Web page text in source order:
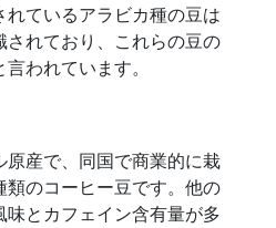
ているアラビカ種の豆は
されており、これらの豆の
われています。
原産で、同国で商業的に栽
類のコーヒー豆です。他の
味とカフェイン含有量が多